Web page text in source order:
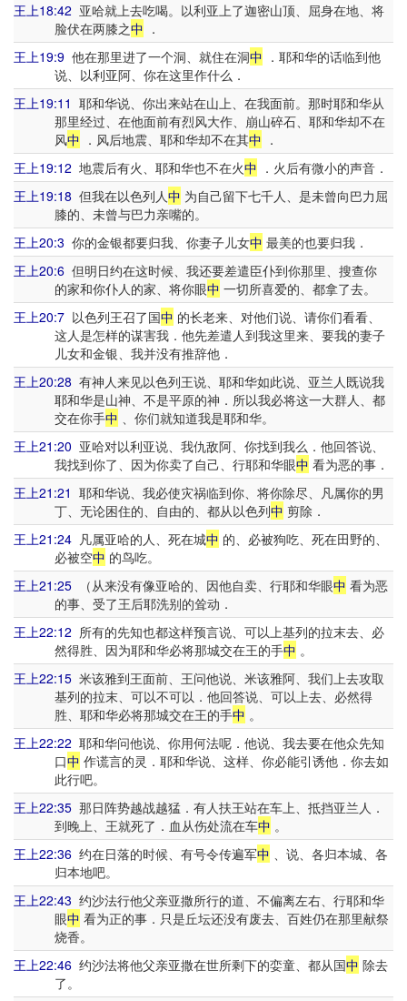
王上18:42 亚哈就上去吃喝。以利亚上了迦密山顶、屈身在地、将
脸伏在两膝之中 ．
王上19:9 他在那里进了一个洞、就住在洞中 ．耶和华的话临到他
说、以利亚阿、你在这里作什么．
王上19:11 耶和华说、你出来站在山上、在我面前。那时耶和华从
那里经过、在他面前有烈风大作、崩山碎石、耶和华却不在
风中 ．风后地震、耶和华却不在其中 ．
王上19:12 地震后有火、耶和华也不在火中 ．火后有微小的声音．
王上19:18 但我在以色列人中 为自己留下七千人、是未曾向巴力屈
膝的、未曾与巴力亲嘴的。
王上20:3 你的金银都要归我、你妻子儿女中 最美的也要归我．
王上20:6 但明日约在这时候、我还要差遣臣仆到你那里、搜查你
的家和你仆人的家、将你眼中 一切所喜爱的、都拿了去。
王上20:7 以色列王召了国中 的长老来、对他们说、请你们看看、
这人是怎样的谋害我．他先差遣人到我这里来、要我的妻子
儿女和金银、我并没有推辞他．
王上20:28 有神人来见以色列王说、耶和华如此说、亚兰人既说我
耶和华是山神、不是平原的神．所以我必将这一大群人、都
交在你手中 、你们就知道我是耶和华。
王上21:20 亚哈对以利亚说、我仇敌阿、你找到我么．他回答说、
我找到你了、因为你卖了自己、行耶和华眼中 看为恶的事．
王上21:21 耶和华说、我必使灾祸临到你、将你除尽、凡属你的男
丁、无论困住的、自由的、都从以色列中 剪除．
王上21:24 凡属亚哈的人、死在城中 的、必被狗吃、死在田野的、
必被空中 的鸟吃。
王上21:25 （从来没有像亚哈的、因他自卖、行耶和华眼中 看为恶
的事、受了王后耶洗别的耸动．
王上22:12 所有的先知也都这样预言说、可以上基列的拉末去、必
然得胜、因为耶和华必将那城交在王的手中 。
王上22:15 米该雅到王面前、王问他说、米该雅阿、我们上去攻取
基列的拉末、可以不可以．他回答说、可以上去、必然得
胜、耶和华必将那城交在王的手中 。
王上22:22 耶和华问他说、你用何法呢．他说、我去要在他众先知
口中 作谎言的灵．耶和华说、这样、你必能引诱他．你去如
此行吧。
王上22:35 那日阵势越战越猛．有人扶王站在车上、抵挡亚兰人．
到晚上、王就死了．血从伤处流在车中 。
王上22:36 约在日落的时候、有号令传遍军中 、说、各归本城、各
归本地吧。
王上22:43 约沙法行他父亲亚撒所行的道、不偏离左右、行耶和华
眼中 看为正的事．只是丘坛还没有废去、百姓仍在那里献祭
烧香。
王上22:46 约沙法将他父亲亚撒在世所剩下的娈童、都从国中 除去
了。